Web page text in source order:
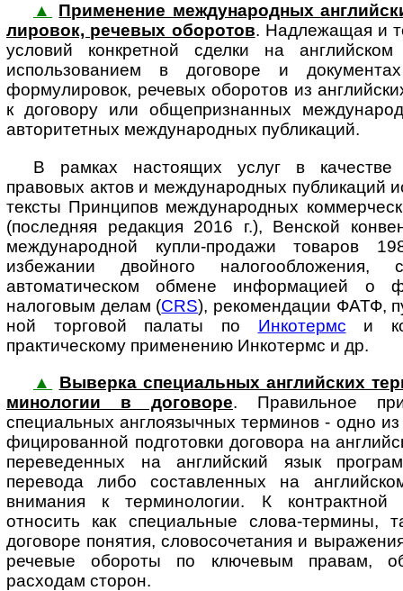
▲
Применение международных
ли­ро­вок, ре­че­вых обо­ро­тов. Над­ле­жа­щая и
условий конкретной сделки на английском
использованием в договоре и
формулировок, речевых оборотов из
к договору или общепризнанных
авторитетных международных публикаций.
В рамках настоящих услуг в качестве
правовых актов и международных пуб­ли­ка­ций
тексты Принципов международных
(пос­лед­няя редакция 2016 г.), Венской
международной купли-продажи товаров
избежании двойного
автоматическом обмене ин­фор­ма­ци­ей о
налоговым делам (CRS), рекомендации ФАТФ,
ной тор­го­вой палаты по Инкотермс и
практическому применению Инкотермс и др.
▲
Выверка специальных английских
ми­но­ло­гии в до­го­во­ре. Пра­виль­ное
специальных англоязычных терминов - одно
фи­ци­ро­ван­ной подготовки договора на
переведенных на английский язык
перевода либо составленных на
внимания к терминологии. К контрактной
относить как специальные слова-термины,
договоре понятия, словосочетания и
речевые обороты по клю­че­вым правам,
расходам сторон.